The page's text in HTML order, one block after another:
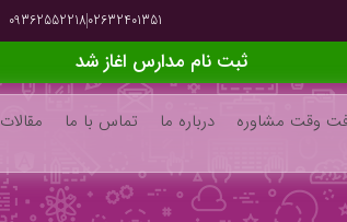
02632401351
09362552218
ثبت نام مدارس اغاز شد
وقت مشاوره درباره ما تماس با ما مقالات